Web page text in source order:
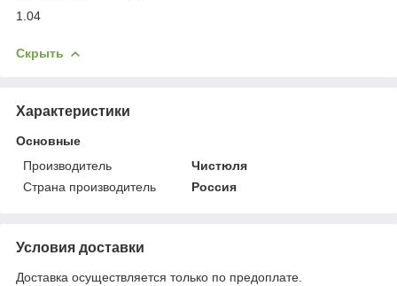
1.04
Скрыть
Характеристики
Основные
Производитель
Чистюля
Страна производитель
Россия
Условия доставки
Доставка осуществляется только по предоплате.